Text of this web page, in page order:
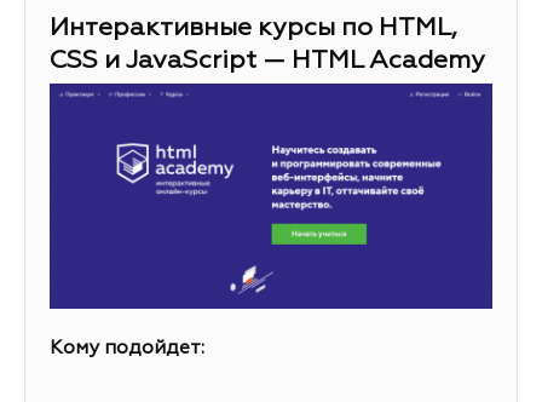
Интерактивные курсы по HTML,
CSS и JavaScript — HTML Academy
Кому подойдет: